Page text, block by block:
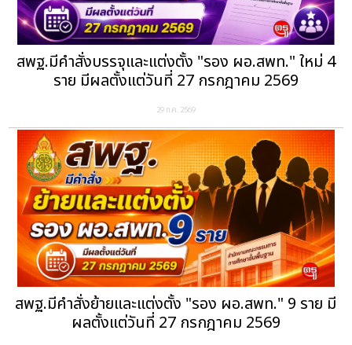
สพฐ.มีคำสั่งบรรจุและแต่งตั้ง "รอง ผอ.สพท." ใหม่ 4
ราย มีผลตั้งแต่วันที่ 27 กรกฎาคม 2569
29 ก.ค. 2569
สพฐ.มีคำสั่งย้ายและแต่งตั้ง "รอง ผอ.สพท." 9 ราย มี
ผลตั้งแต่วันที่ 27 กรกฎาคม 2569